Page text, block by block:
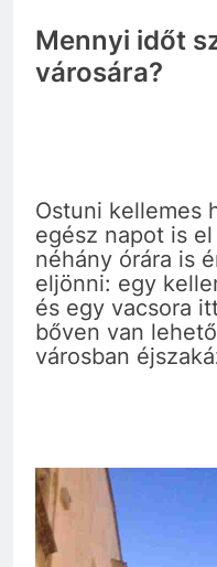
Mennyi időt
városára?
Ostuni kellemes
egész napot is
néhány órára is
eljönni: egy
és egy vacsora
bőven van
városban